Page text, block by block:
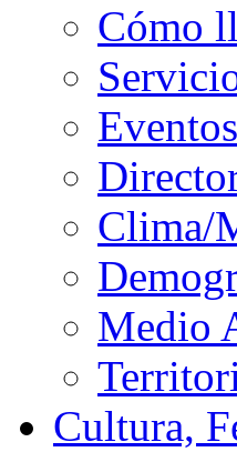
Cómo
Eventos
Clima/
Medio
Cultura,